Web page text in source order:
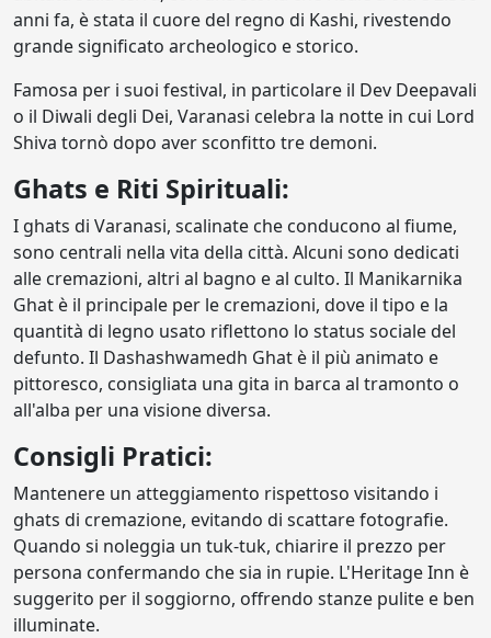
anni fa, è stata il cuore del regno di Kashi, rivestendo
grande significato archeologico e storico.
Famosa per i suoi festival, in particolare il Dev Deepavali
o il Diwali degli Dei, Varanasi celebra la notte in cui Lord
Shiva tornò dopo aver sconfitto tre demoni.
Ghats e Riti Spirituali:
I ghats di Varanasi, scalinate che conducono al fiume,
sono centrali nella vita della città. Alcuni sono dedicati
alle cremazioni, altri al bagno e al culto. Il Manikarnika
Ghat è il principale per le cremazioni, dove il tipo e la
quantità di legno usato riflettono lo status sociale del
defunto. Il Dashashwamedh Ghat è il più animato e
pittoresco, consigliata una gita in barca al tramonto o
all'alba per una visione diversa.
Consigli Pratici:
Mantenere un atteggiamento rispettoso visitando i
ghats di cremazione, evitando di scattare fotografie.
Quando si noleggia un tuk-tuk, chiarire il prezzo per
persona confermando che sia in rupie. L'Heritage Inn è
suggerito per il soggiorno, offrendo stanze pulite e ben
illuminate.